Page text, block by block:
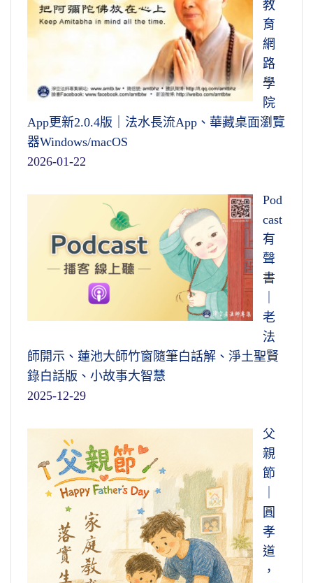
教
育
網
路
學
院
App更新2.0.4版｜法水長流App、華藏桌面瀏覽
器Windows/macOS
2026-01-22
Pod
cast
有
聲
書
老
法
師開示、蓮池大師竹窗隨筆白話解、淨土聖賢
錄白話版、小故事大智慧
2025-12-29
父
親
節
圓
孝
道
，